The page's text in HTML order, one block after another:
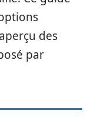
des
par